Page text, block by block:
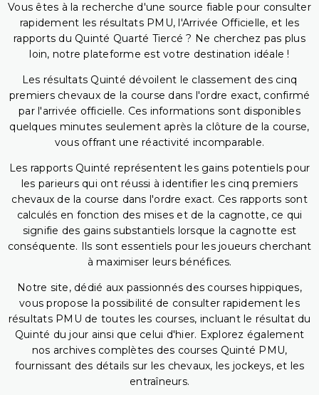
Vous êtes à la recherche d'une source fiable pour consulter
rapidement les résultats PMU, l'Arrivée Officielle, et les
rapports du Quinté Quarté Tiercé ? Ne cherchez pas plus
loin, notre plateforme est votre destination idéale !
Les résultats Quinté dévoilent le classement des cinq
premiers chevaux de la course dans l'ordre exact, confirmé
par l'arrivée officielle. Ces informations sont disponibles
quelques minutes seulement après la clôture de la course,
vous offrant une réactivité incomparable.
Les rapports Quinté représentent les gains potentiels pour
les parieurs qui ont réussi à identifier les cinq premiers
chevaux de la course dans l'ordre exact. Ces rapports sont
calculés en fonction des mises et de la cagnotte, ce qui
signifie des gains substantiels lorsque la cagnotte est
conséquente. Ils sont essentiels pour les joueurs cherchant
à maximiser leurs bénéfices.
Notre site, dédié aux passionnés des courses hippiques,
vous propose la possibilité de consulter rapidement les
résultats PMU de toutes les courses, incluant le résultat du
Quinté du jour ainsi que celui d'hier. Explorez également
nos archives complètes des courses Quinté PMU,
fournissant des détails sur les chevaux, les jockeys, et les
entraîneurs.